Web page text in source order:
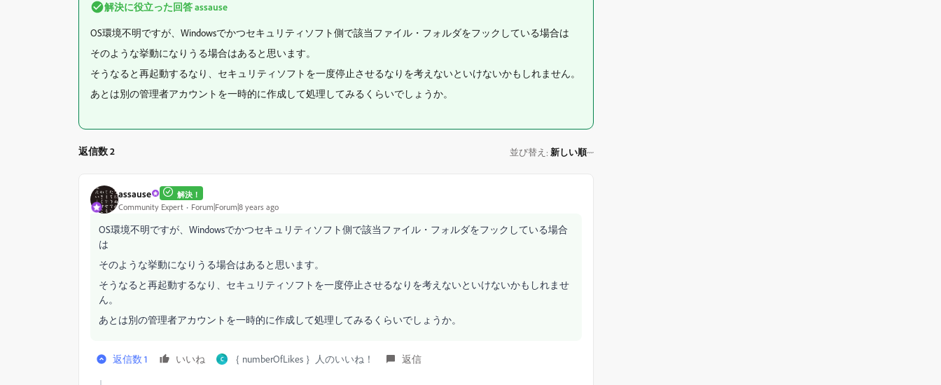
解決に役立った回答assause
OS環境不明ですが、Windowsでかつセキュリティソフト側で該当ファイル・フォルダをフックしている場合は
そのような挙動になりうる場合はあると思います。
そうなると再起動するなり、セキュリティソフトを一度停止させるなりを考えないといけないかもしれません。
あとは別の管理者アカウントを一時的に作成して処理してみるくらいでしょうか。
返信数 2 並び替え : 新しい順
assause 解決！
Community Expert Forum|Forum|8 years ago
OS環境不明ですが、Windowsでかつセキュリティソフト側で該当ファイル・フォルダをフックしている場合
は
そのような挙動になりうる場合はあると思います。
そうなると再起動するなり、セキュリティソフトを一度停止させるなりを考えないといけないかもしれませ
ん。
あとは別の管理者アカウントを一時的に作成して処理してみるくらいでしょうか。
返信数 1 いいね C ｛ numberOfLikes ｝人のいいね！ 返信